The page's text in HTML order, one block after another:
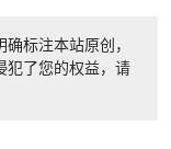
标注本站原创，
犯了您的权益，请